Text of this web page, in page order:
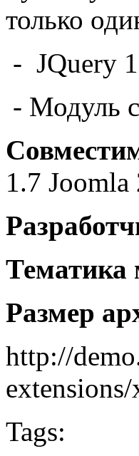
только
- JQuery
- Модуль
1.7 Joomla
Тематика
Размер
http://
Tags: